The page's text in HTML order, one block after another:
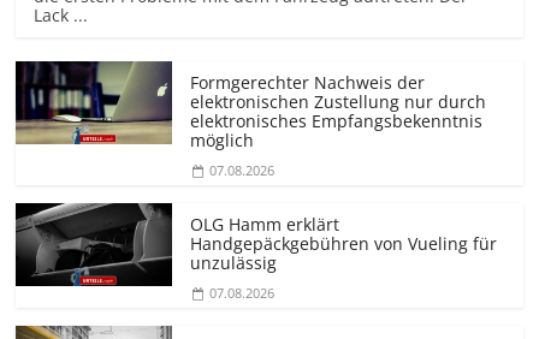
Lack ...
Formgerechter Nachweis der
elektronischen Zustellung nur durch
elektronisches Empfangsbekenntnis
möglich
07.08.2026
OLG Hamm erklärt
Handgepäckgebühren von Vueling für
unzulässig
07.08.2026